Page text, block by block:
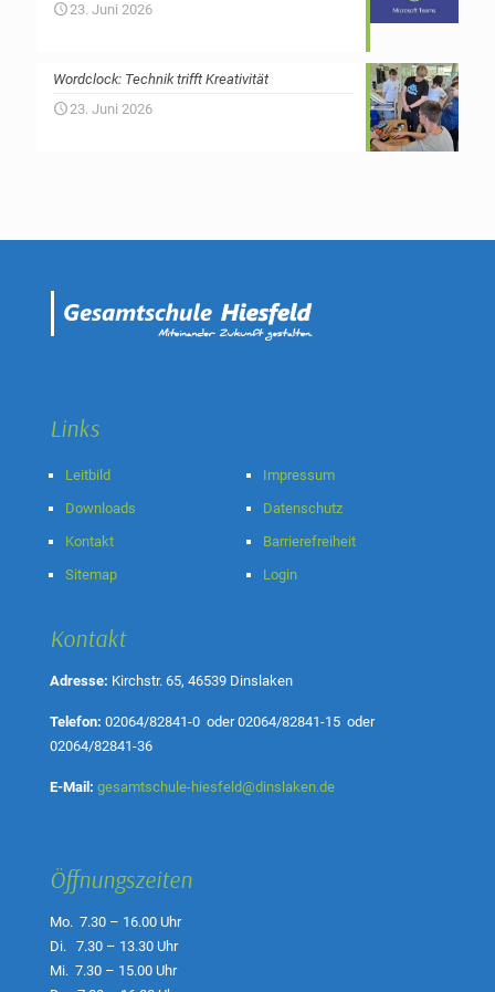
23. Juni 2026
Wordclock: Technik trifft Kreativität
23. Juni 2026
Links
Leitbild
Downloads
Kontakt
Sitemap
Impressum
Datenschutz
Barrierefreiheit
Login
Kontakt
Adresse: Kirchstr. 65, 46539 Dinslaken
Telefon: 02064/82841-0 oder02064/82841-15 oder
02064/82841-36
E-Mail: gesamtschule-hiesfeld@dinslaken.de
Öffnungszeiten
Mo. 7.30 – 16.00 Uhr
Di. 7.30 – 13.30 Uhr
Mi. 7.30 – 15.00 Uhr